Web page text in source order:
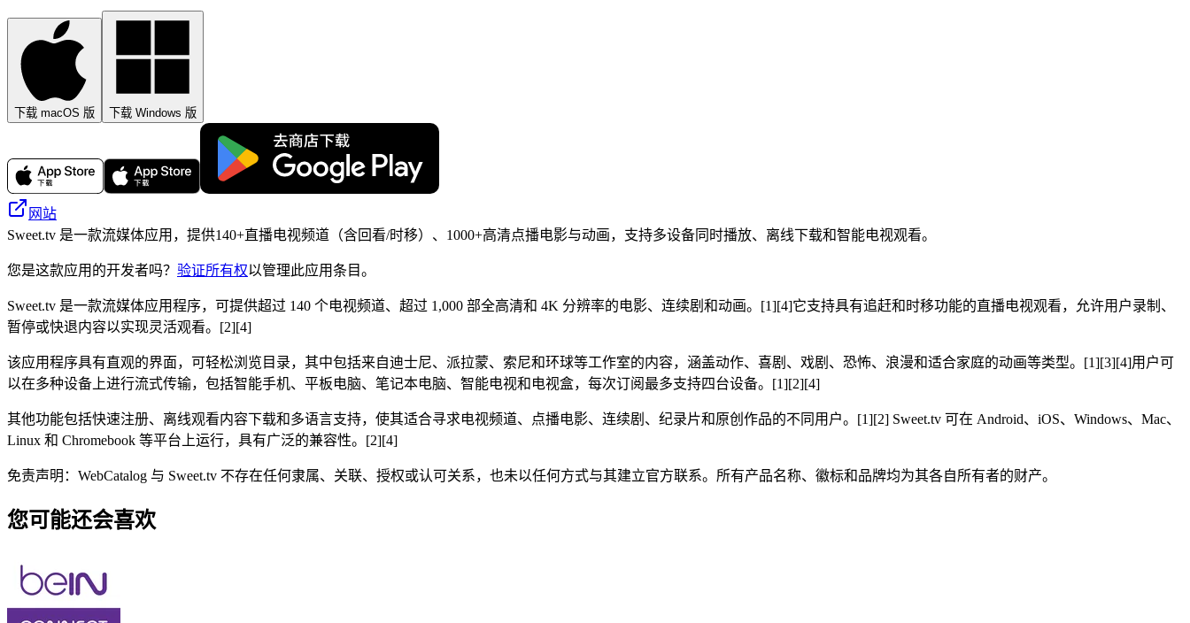
下载 macOS 版 下载 Windows 版
网站
Sweet.tv 是一款流媒体应用，提供140+直播电视频道（含回看/时移）、1000+高清点播电影与动画，支持多设备同时播放、离线下载和智能电视观看。
您是这款应用的开发者吗？ 验证所有权以管理此应用条目。
Sweet.tv 是一款流媒体应用程序，可提供超过 140 个电视频道、超过 1,000 部全高清和 4K 分辨率的电影、连续剧和动画。[1][4]它支持具有追赶和时移功能的直播电视观看，允许用户录制、
暂停或快退内容以实现灵活观看。[2][4]
该应用程序具有直观的界面，可轻松浏览目录，其中包括来自迪士尼、派拉蒙、索尼和环球等工作室的内容，涵盖动作、喜剧、戏剧、恐怖、浪漫和适合家庭的动画等类型。[1][3][4]用户可
以在多种设备上进行流式传输，包括智能手机、平板电脑、笔记本电脑、智能电视和电视盒，每次订阅最多支持四台设备。[1][2][4]
其他功能包括快速注册、离线观看内容下载和多语言支持，使其适合寻求电视频道、点播电影、连续剧、纪录片和原创作品的不同用户。[1][2] Sweet.tv 可在 Android、iOS、Windows、Mac、
Linux 和 Chromebook 等平台上运行，具有广泛的兼容性。[2][4]
免责声明：WebCatalog 与 Sweet.tv 不存在任何隶属、关联、授权或认可关系，也未以任何方式与其建立官方联系。所有产品名称、徽标和品牌均为其各自所有者的财产。
您可能还会喜欢